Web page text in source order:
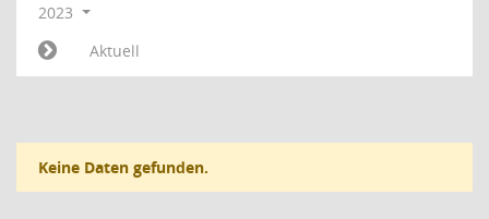
2023
Aktuell
Keine Daten gefunden.